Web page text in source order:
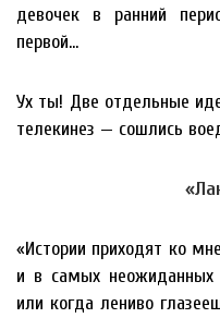
девочек в ранний
первой…
Ух ты! Две отдельные
телекинез — сошлись
«Истории приходят ко
и в самых
или когда лениво